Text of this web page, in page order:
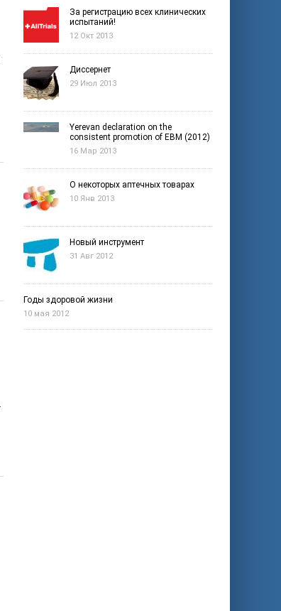
За регистрацию всех клинических
испытаний!
12 Окт 2013
Диссернет
29 Июл 2013
Yerevan declaration on the
consistent promotion of EBM (2012)
16 Мар 2013
О некоторых аптечных товарах
10 Янв 2013
Новый инструмент
31 Авг 2012
Годы здоровой жизни
10 мая 2012